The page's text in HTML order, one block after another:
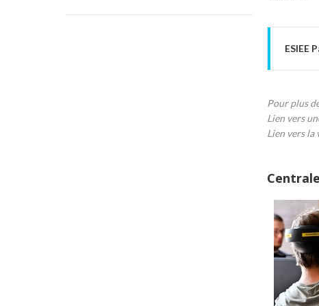
ESIEE
Pour plus
Lien vers
Lien vers la